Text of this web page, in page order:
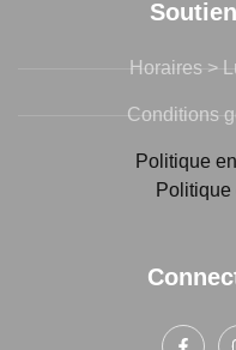
Horaires >
Conditions
Politique